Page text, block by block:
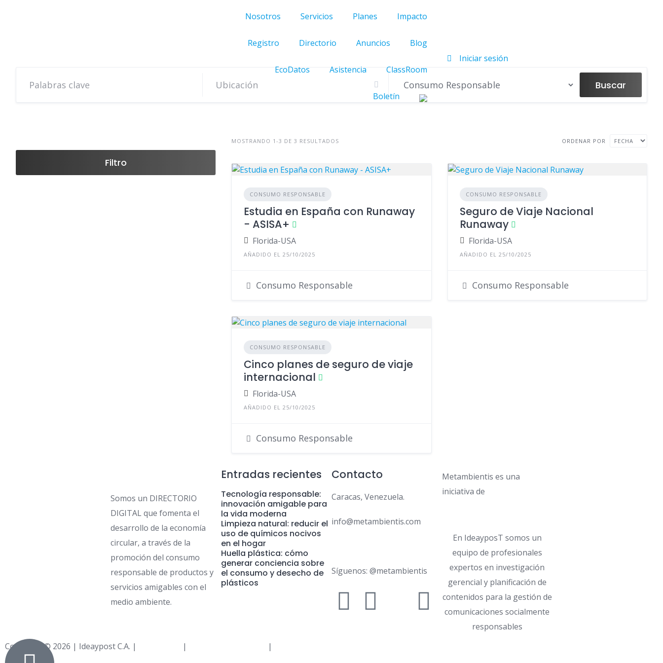
Nosotros Servicios Planes Impacto
Registro Directorio Anuncios Blog
EcoDatos Asistencia ClassRoom
Boletín
Iniciar sesión
Buscar
Filtro
MOSTRANDO 1-3 DE 3 RESULTADOS ORDENAR POR
CONSUMO RESPONSABLE
Estudia en España con Runaway
- ASISA+
Florida-USA
AÑADIDO EL 25/10/2025
Consumo Responsable
CONSUMO RESPONSABLE
Seguro de Viaje Nacional
Runaway
Florida-USA
AÑADIDO EL 25/10/2025
Consumo Responsable
CONSUMO RESPONSABLE
Cinco planes de seguro de viaje
internacional
Florida-USA
AÑADIDO EL 25/10/2025
Consumo Responsable
Somos un DIRECTORIO
DIGITAL que fomenta el
desarrollo de la economía
circular, a través de la
promoción del consumo
responsable de productos y
servicios amigables con el
medio ambiente.
Entradas recientes
Tecnología responsable:
innovación amigable para
la vida moderna
Limpieza natural: reducir el
uso de químicos nocivos
en el hogar
Huella plástica: cómo
generar conciencia sobre
el consumo y desecho de
plásticos
Contacto
Caracas, Venezuela.
info@metambientis.com
Síguenos: @metambientis
Metambientis es una
iniciativa de
En IdeayposT somos un
equipo de profesionales
expertos en investigación
gerencial y planificación de
contenidos para la gestión de
comunicaciones socialmente
responsables
Copyright © 2026 | Ideaypost C.A. |
| |